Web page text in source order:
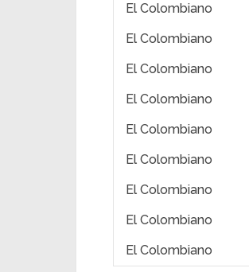
El Colombiano
El Colombiano
El Colombiano
El Colombiano
El Colombiano
El Colombiano
El Colombiano
El Colombiano
El Colombiano